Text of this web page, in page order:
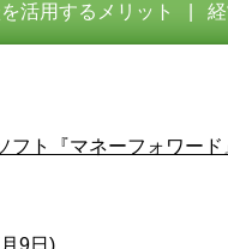
活用するメリット
フト『マネーフォワー
9日)